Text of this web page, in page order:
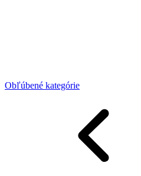
Obľúbené kategórie